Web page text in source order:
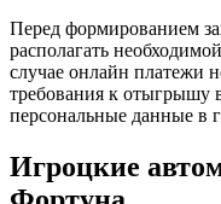
Перед формированием
располагать
случае онлайн платежи
требования к отыгрышу
персональные данные в
Игроцкие